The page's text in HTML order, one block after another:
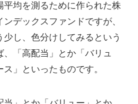
平均を測るために作られた株
デックスファンドですが、
し、色分けしてみるという
、「高配当」とか「バリュ
」といったものです。